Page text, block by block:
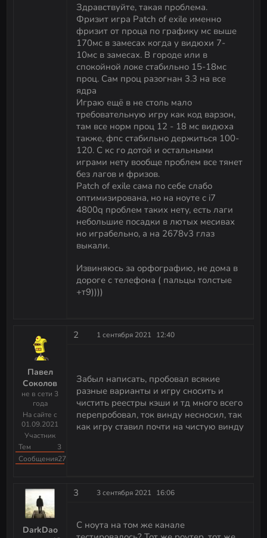
Здравствуйте, такая проблема.
Фризит игра Patch of exile именно
фризит от проца по графику мс выше
170мс в замесах когда у видюхи 7-
10мс в замесах. В городе или в
спокойной локе стабильно 15-18мс
проц. Сам проц разогнан 3.3 на все
ядра
Играю ещё в не столь мало
требовательную игру как код варзон,
там все норм проц 12 - 18 мс видюха
также, фпс стабильно держиться 100-
120. С кс го дотой и остальными
играми нету вообще проблем все тянет
без лагов и фризов.
Patch of exile сама по себе слабо
оптимизирована, но на ноуте с i7
4800q проблем таких нету, есть лаги
небольшие посадки в лютых месивах
но играбельно, а на 2678v3 глаз
выкали.
Извиняюсь за орфографию, не дома в
дороге с телефонa ( пальцы толстые
+т9))))
Павел
Соколов
не в сети 3
года
На сайте с
01.09.2021
Участник
Тем
3
Сообщения27
2 1 сентября 2021 12:40
Забыл написать, пробовал всякие
разные варианты и игру сносить и
чистить реестры кэши и тд много всего
перепробовал, ток винду несносил, так
как игру ставил почти на чистую винду
DarkDao
3 3 сентября 2021 16:06
С ноута на том же канале